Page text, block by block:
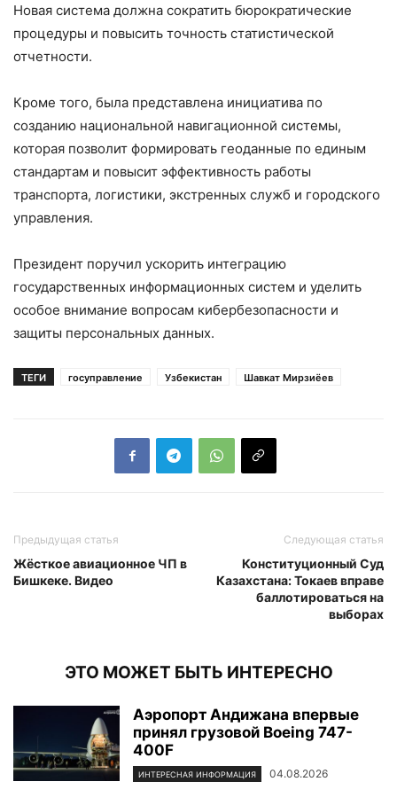
Новая система должна сократить бюрократические
процедуры и повысить точность статистической
отчетности.
Кроме того, была представлена инициатива по
созданию национальной навигационной системы,
которая позволит формировать геоданные по единым
стандартам и повысит эффективность работы
транспорта, логистики, экстренных служб и городского
управления.
Президент поручил ускорить интеграцию
государственных информационных систем и уделить
особое внимание вопросам кибербезопасности и
защиты персональных данных.
ТЕГИ госуправление Узбекистан Шавкат Мирзиёев
Предыдущая статья
Жёсткое авиационное ЧП в
Бишкеке. Видео
Следующая статья
Конституционный Суд
Казахстана: Токаев вправе
баллотироваться на
выборах
ЭТО МОЖЕТ БЫТЬ ИНТЕРЕСНО
Аэропорт Андижана впервые
принял грузовой Boeing 747-
400F
ИНТЕРЕСНАЯ ИНФОРМАЦИЯ 04.08.2026